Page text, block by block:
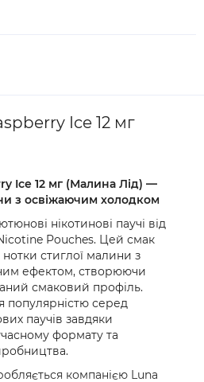
Ice 12 мг
Ice 12 мг (Малина Лід) —
з освіжаючим холодком
нікотинові паучі від
Pouches. Цей смак
нотки стиглої малини з
ефектом, створюючи
смаковий профіль.
популярністю серед
паучів завдяки
формату та
компанією Luna